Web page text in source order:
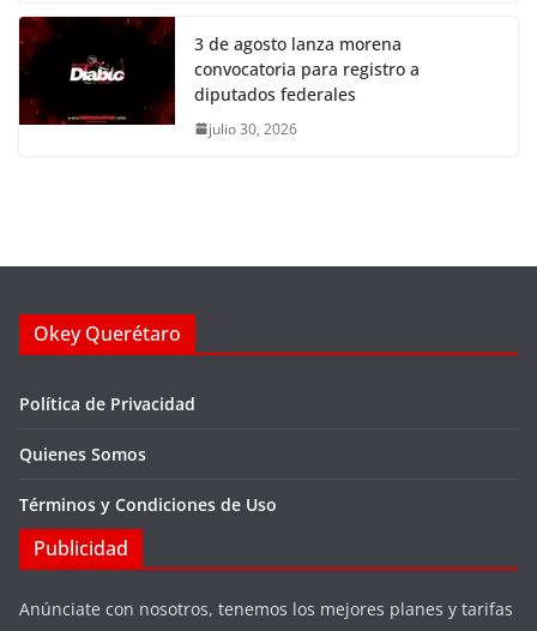
3 de agosto lanza morena
convocatoria para registro a
diputados federales
julio 30, 2026
Okey Querétaro
Política de Privacidad
Quienes Somos
Términos y Condiciones de Uso
Publicidad
Anúnciate con nosotros, tenemos los mejores planes y tarifas